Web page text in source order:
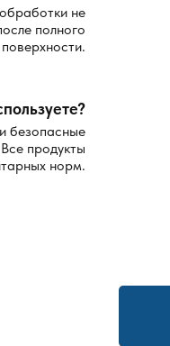
не
полного
безопасные
продукты
норм.